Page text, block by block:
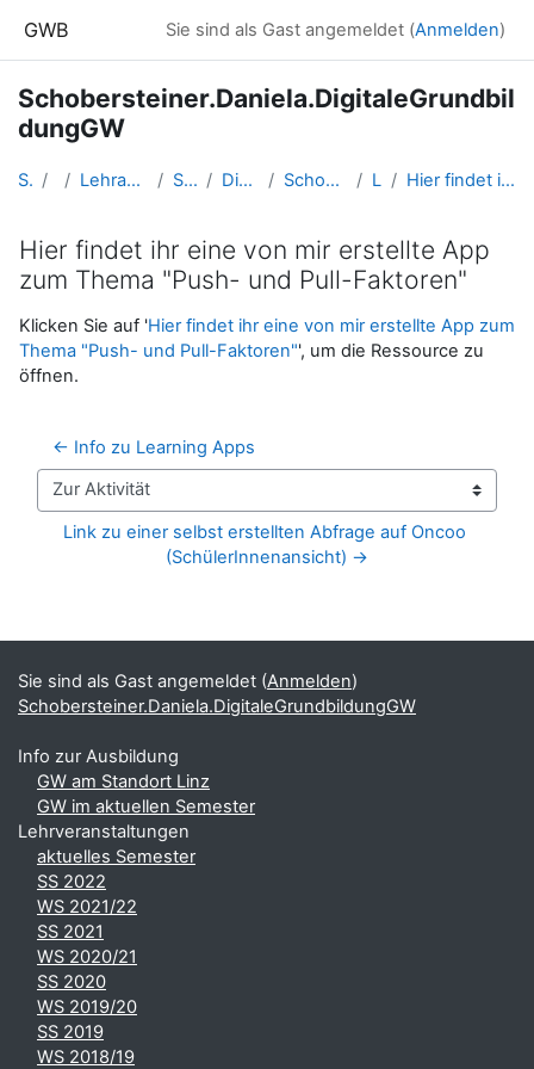
GWB Sie sind als Gast angemeldet (Anmelden)
Schobersteiner.Daniela.DigitaleGrundbil
dungGW
Startseite Kurse Lehramtsausbildung GW im Cluster Österreich Mitte Studentische Lernkurse Digitale Grundbildung - SS 2021 Schobersteiner.Daniela.DigitaleGrundbildungGW Learning Apps Hier findet ihr eine von mir erstellte App zum Thema "Push- und Pull-Faktoren"
Hier findet ihr eine von mir erstellte App
zum Thema "Push- und Pull-Faktoren"
Abschlussbedingungen
Klicken Sie auf 'Hier findet ihr eine von mir erstellte App zum
Thema "Push- und Pull-Faktoren"', um die Ressource zu
öffnen.
← Info zu Learning Apps
Zur Aktivität
Link zu einer selbst erstellten Abfrage auf Oncoo
(SchülerInnenansicht) →
Ergänzungsblöcke
Sie sind als Gast angemeldet (Anmelden)
Schobersteiner.Daniela.DigitaleGrundbildungGW
Info zur Ausbildung
GW am Standort Linz
GW im aktuellen Semester
Lehrveranstaltungen
aktuelles Semester
SS 2022
WS 2021/22
SS 2021
WS 2020/21
SS 2020
WS 2019/20
SS 2019
WS 2018/19